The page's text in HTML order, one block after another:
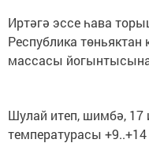
Иртәгә эссе һава
Республика
массасы
Шулай итеп, шимбә, 17
температурасы +9..+14